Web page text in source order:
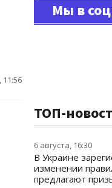
11:56
Мы в
ТОП-
6 августа, 16:30
В Украине
изменении
предлагают